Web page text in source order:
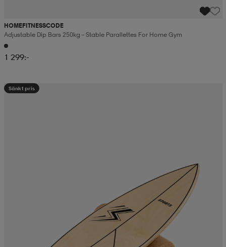
HOMEFITNESSCODE
Adjustable Dip Bars 250kg – Stable Parallettes For Home Gym
1 299:-
Sänkt pris